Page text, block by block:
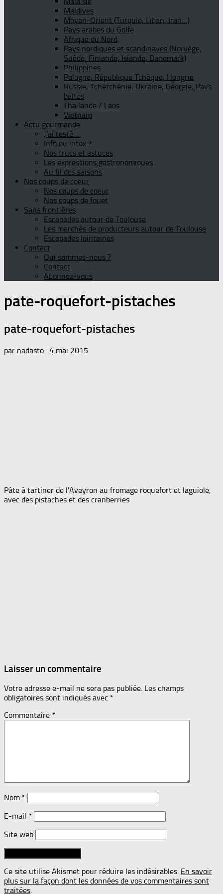
Maldives
Moyen-Orient (Turquie, Liban, Iran…)
Pays arabes du Golfe
Afrique du Nord
Pays nordiques et scandinaves (Norvège,
Suède, Finlande, Islande, Danemark)
Philippines
Pologne, République Tchèque, Hongrie
Russie, Tchétchénie, Ukraine, Géorgie, Pays
baltes
Thaïlande / Laos
Vietnam
Actu gourmande
J’ai testé …
Info ou intox ?
Nos trucs et astuces
Les expressions gastronomiques
Au fil des saisons
Nos coups de coeur
Nos coups de coeur
Nos coups de fouet
Sans frontières
Escapades autour de Toulouse
Les marchés de producteurs autour de Toulouse
Escapades lointaines
Contact
Qui sommes-nous ?
Contact
Abonnez-vous
pate-roquefort-pistaches
pate-roquefort-pistaches
par nadasto · 4 mai 2015
Pâte à tartiner de l’Aveyron au fromage roquefort et laguiole,
avec des pistaches et des cranberries
Laisser un commentaire
Votre adresse e-mail ne sera pas publiée. Les champs
obligatoires sont indiqués avec *
Commentaire *
Nom *
E-mail *
Site web
Ce site utilise Akismet pour réduire les indésirables. En savoir
plus sur la façon dont les données de vos commentaires sont
traitées.